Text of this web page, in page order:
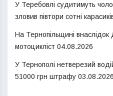
У Теребовлі судитимуть
зловив півтори сотні
На Тернопільщині
мотоцикліст 04.08.2026
У Тернополі нетверезий
51000 грн штрафу 03.08.2026